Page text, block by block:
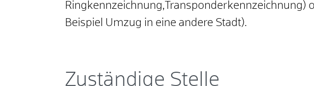
Ringkennzeichnung,Transponderkennzeichnung)
Beispiel Umzug in eine andere Stadt).
Zuständige Stelle